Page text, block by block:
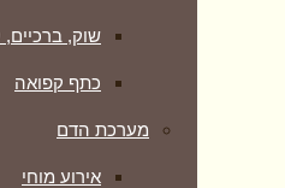
שוק,
כתף קפואה
מערכת הדם
אירוע מוחי